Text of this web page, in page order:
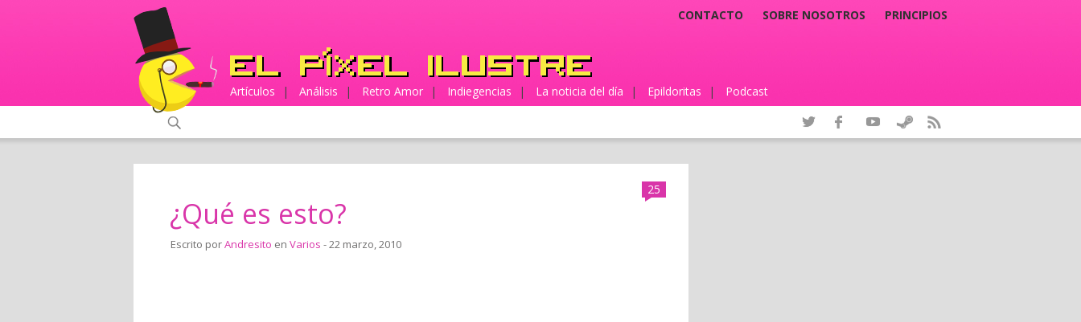
CONTACTO SOBRE NOSOTROS PRINCIPIOS
Artículos | Análisis | Retro Amor | Indiegencias | La noticia del día | Epildoritas | Podcast
25
¿Qué es esto?
Escrito porAndresito en Varios - 22 marzo, 2010